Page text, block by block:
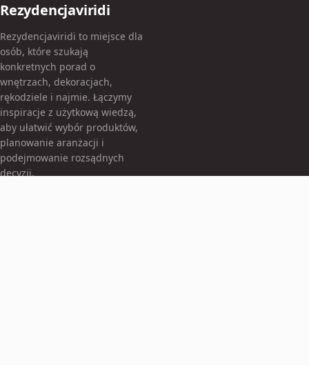
Rezydencjaviridi
Rezydencjaviridi to miejsce dla
osób, które szukają
konkretnych porad o
wnętrzach, dekoracjach,
rękodziele i najmie. Łączymy
inspiracje z użytkową wiedzą,
aby ułatwić wybór produktów,
planowanie aranżacji i
podejmowanie rozsądnych
decyzji.